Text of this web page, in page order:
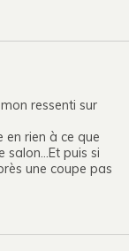
ressenti sur
en rien à ce que
salon…Et puis si
une coupe pas